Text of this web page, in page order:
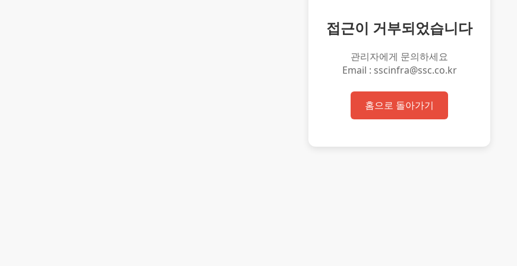
접근이 거부되었습니다
관리자에게 문의하세요
Email : sscinfra@ssc.co.kr
홈으로 돌아가기